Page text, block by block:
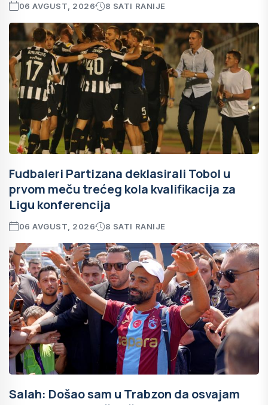
06 AVGUST, 2026 8 SATI RANIJE
Fudbaleri Partizana deklasirali Tobol u
prvom meču trećeg kola kvalifikacija za
Ligu konferencija
06 AVGUST, 2026 8 SATI RANIJE
Salah: Došao sam u Trabzon da osvajam